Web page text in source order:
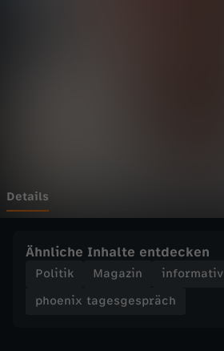
g
s
Details
Ähnliche Inhalte entdecken
Politik Magazin
informativ
phoenix tagesgespräch